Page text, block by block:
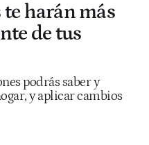
harán más
de tus
podrás saber y
y aplicar cambios